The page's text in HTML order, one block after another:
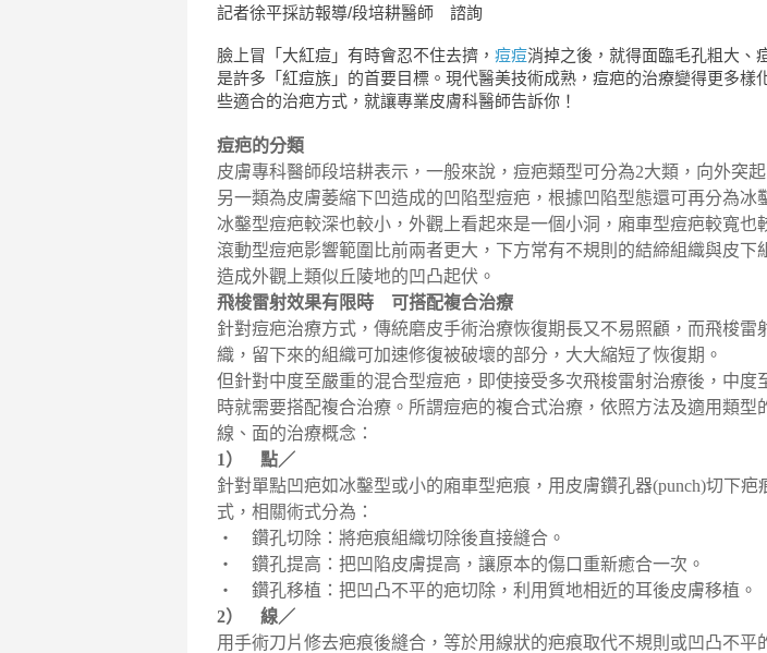
記者徐平採訪報導/段培耕醫師 諮詢
臉上冒「大紅痘」有時會忍不住去擠， 痘痘消掉之後，就得面臨毛孔粗大、
是許多「紅痘族」的首要目標。現代醫美技術成熟，痘疤的治療變得更多樣
些適合的治疤方式，就讓專業皮膚科醫師告訴你！
痘疤的分類
皮膚專科醫師段培耕表示，一般來說，痘疤類型可分為2大類，向外突
另一類為皮膚萎縮下凹造成的凹陷型痘疤，根據凹陷型態還可再分為冰
冰鑿型痘疤較深也較小，外觀上看起來是一個小洞，廂車型痘疤較寬也
滾動型痘疤影響範圍比前兩者更大，下方常有不規則的結締組織與皮下
造成外觀上類似丘陵地的凹凸起伏。
飛梭雷射效果有限時 可搭配複合治療
針對痘疤治療方式，傳統磨皮手術治療恢復期長又不易照顧，而飛梭雷
織，留下來的組織可加速修復被破壞的部分，大大縮短了恢復期。
但針對中度至嚴重的混合型痘疤，即使接受多次飛梭雷射治療後，中度
時就需要搭配複合治療。所謂痘疤的複合式治療，依照方法及適用類型
線、面的治療概念：
1） 點／
針對單點凹疤如冰鑿型或小的廂車型疤痕，用皮膚鑽孔器(punch)切下
式，相關術式分為：
‧ 鑽孔切除：將疤痕組織切除後直接縫合。
‧ 鑽孔提高：把凹陷皮膚提高，讓原本的傷口重新癒合一次。
‧ 鑽孔移植：把凹凸不平的疤切除，利用質地相近的耳後皮膚移植。
2） 線／
用手術刀片修去疤痕後縫合，等於用線狀的疤痕取代不規則或凹凸不平